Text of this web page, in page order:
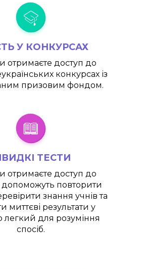
У КОНКУРСАХ
отримаєте доступ до
конкурсах із
призовим фондом.
ТЕСТИ
отримаєте доступ до
допоможуть повторити
знання учнів та
миттєві результати у
легкий для розуміння
спосіб.